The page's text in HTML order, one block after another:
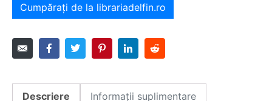
Cumpărați de la librariadelfin.ro
Descriere Informații suplimentare